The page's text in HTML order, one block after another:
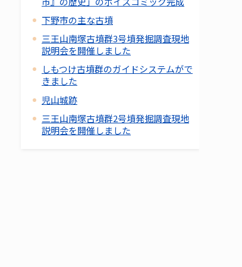
下野市の主な古墳
三王山南塚古墳群3号墳発掘調査現地
説明会を開催しました
しもつけ古墳群のガイドシステムがで
きました
児山城跡
三王山南塚古墳群2号墳発掘調査現地
説明会を開催しました